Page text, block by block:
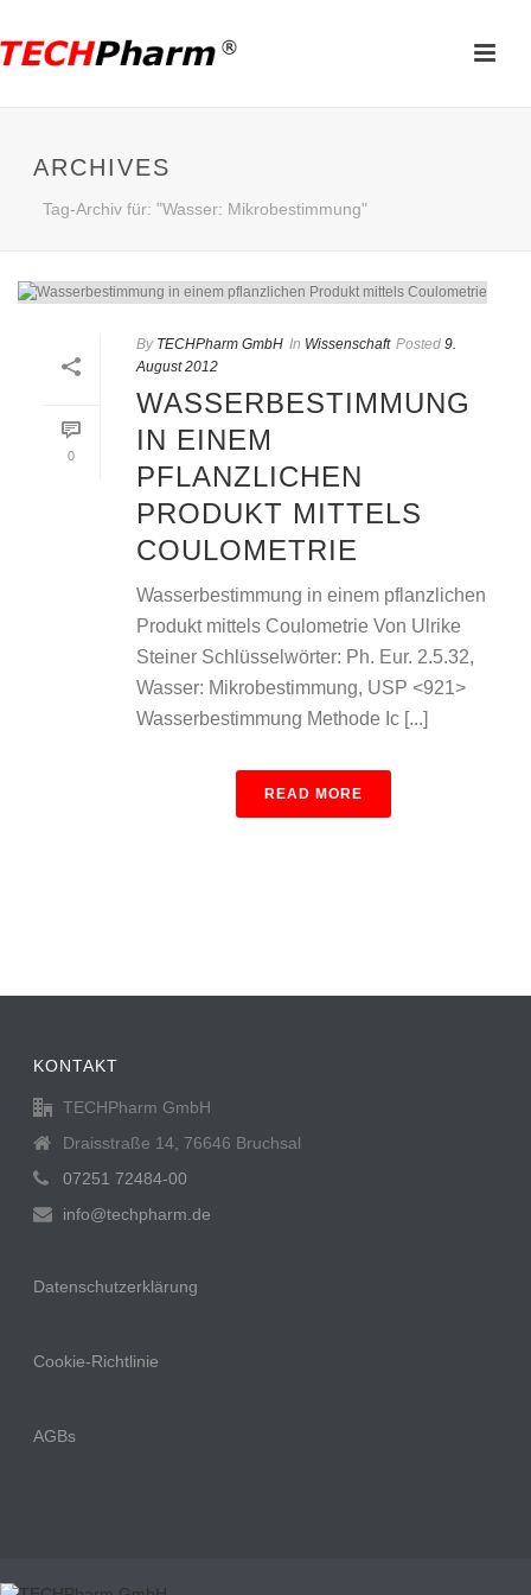
ARCHIVES
Tag-Archiv für: "Wasser: Mikrobestimmung"
0
By TECHPharm GmbH In Wissenschaft Posted 9.
August 2012
WASSERBESTIMMUNG
IN EINEM
PFLANZLICHEN
PRODUKT MITTELS
COULOMETRIE
Wasserbestimmung in einem pflanzlichen
Produkt mittels Coulometrie Von Ulrike
Steiner Schlüsselwörter: Ph. Eur. 2.5.32,
Wasser: Mikrobestimmung, USP <921>
Wasserbestimmung Methode Ic [...]
READ MORE
KONTAKT
TECHPharm GmbH
Draisstraße 14, 76646 Bruchsal
07251 72484-00
info@techpharm.de
Datenschutzerklärung
Cookie-Richtlinie
AGBs